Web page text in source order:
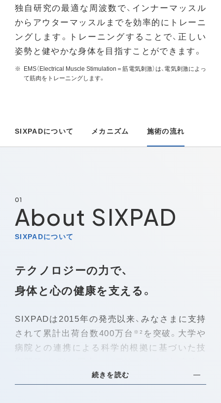
独自研究の最適な周波数で、インナーマッスル
からアウターマッスルまでを効率的にトレーニ
ングします。トレーニングすることで、正しい
姿勢と健やかな身体を目指すことができます。
EMS（Electrical Muscle Stimulation＝筋電気刺激）は、電気刺激によっ
て筋肉をトレーニングします。
SIXPADについて メカニズム 施術の流れ
01
About SIXPAD
SIXPADについて
テクノロジーの力で、
身体と心の健康を支える。
SIXPADは2015年の発売以来、みなさまに支持
されて累計出荷台数400万台 ※2 を突破。大学や
病院との連携による科学的根拠に基づいた技
達成しました。フィットネスの枠を超えて、運
続きを読む